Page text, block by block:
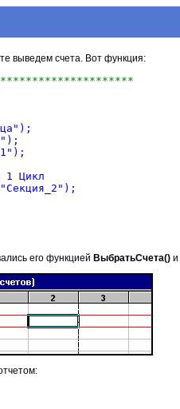
выведем счета. Вот функция:
1 Цикл
его функцией ВыбратьСчета() и